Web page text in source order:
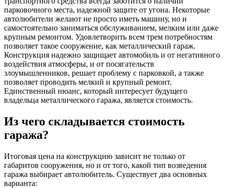
парковочного места, надежной защите от угона. Некоторые
автолюбители желают не просто иметь машину, но и
самостоятельно заниматься обслуживанием, мелким или даже
крупным ремонтом. Удовлетворить всем трем потребностям
позволяет такое сооружение, как металлический гараж.
Конструкция надежно защищает автомобиль и от негативного
воздействия атмосферы, и от посягательств
злоумышленников, решает проблему с парковкой, а также
позволяет проводить мелкий и крупный ремонт.
Единственный нюанс, который интересует будущего
владельца металлического гаража, является стоимость.
Из чего складывается стоимость
гаража?
Итоговая цена на конструкцию зависит не только от
габаритов сооружения, но и от того, какой тип возведения
гаража выбирает автолюбитель. Существует два основных
варианта: